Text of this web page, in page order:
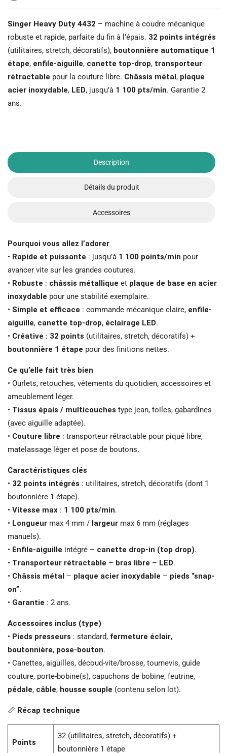
Singer Heavy Duty 4432 – machine à coudre mécanique
robuste et rapide, parfaite du fin à l’épais. 32 points intégrés
(utilitaires, stretch, décoratifs), boutonnière automatique 1
étape, enfile-aiguille, canette top-drop, transporteur
rétractable pour la couture libre. Châssis métal, plaque
acier inoxydable, LED, jusqu’à 1 100 pts/min. Garantie 2
ans.
Description
Détails du produit
Accessoires
Pourquoi vous allez l’adorer
• Rapide et puissante : jusqu’à 1 100 points/min pour
avancer vite sur les grandes coutures.
• Robuste : châssis métallique et plaque de base en acier
inoxydable pour une stabilité exemplaire.
• Simple et efficace : commande mécanique claire, enfile-
aiguille, canette top-drop, éclairage LED.
• Créative : 32 points (utilitaires, stretch, décoratifs) +
boutonnière 1 étape pour des finitions nettes.
Ce qu’elle fait très bien
• Ourlets, retouches, vêtements du quotidien, accessoires et
ameublement léger.
• Tissus épais / multicouches type jean, toiles, gabardines
(avec aiguille adaptée).
• Couture libre : transporteur rétractable pour piqué libre,
matelassage léger et pose de boutons.
Caractéristiques clés
• 32 points intégrés : utilitaires, stretch, décoratifs (dont 1
boutonnière 1 étape).
• Vitesse max : 1 100 pts/min.
• Longueur max 4 mm / largeur max 6 mm (réglages
manuels).
• Enfile-aiguille intégré – canette drop-in (top drop).
• Transporteur rétractable – bras libre – LED.
• Châssis métal – plaque acier inoxydable – pieds “snap-
on”.
• Garantie : 2 ans.
Accessoires inclus (type)
• Pieds presseurs : standard, fermeture éclair,
boutonnière, pose-bouton.
• Canettes, aiguilles, découd-vite/brosse, tournevis, guide
couture, porte-bobine(s), capuchons de bobine, feutrine,
pédale, câble, housse souple (contenu selon lot).
📏 Récap technique
Points
32 (utilitaires, stretch, décoratifs) +
boutonnière 1 étape